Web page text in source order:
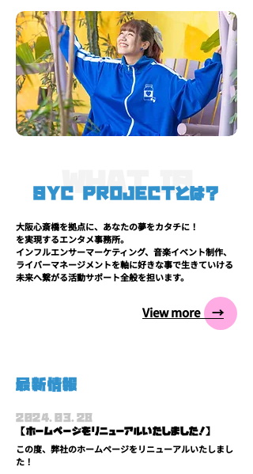
WHAT IS
SYC PROJECTとは？
大阪心斎橋を拠点に、あなたの夢をカタチに！
を実現するエンタメ事務所。
インフルエンサーマーケティング、音楽イベント制作、
ライバーマネージメントを軸に好きな事で生きていける
未来へ繋がる活動サポート全般を担います。
View more →
最新情報
2024.03.28
​【ホームページをリニューアルいたしました！】
​この度、弊社のホームページをリニューアルいたしまし
た！